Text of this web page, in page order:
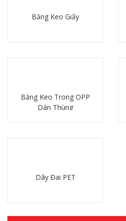
Băng Keo Giấy
Băng Keo Trong OPP
Dán Thùng
Dây Đai PET